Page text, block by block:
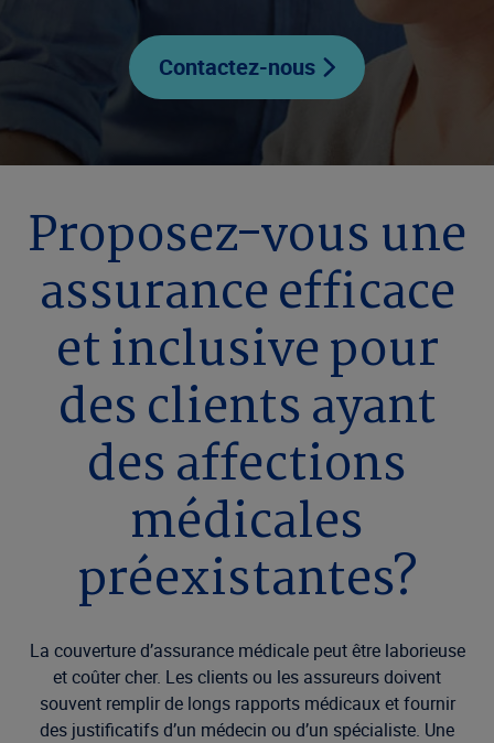
Contactez-nous
Proposez-vous une
assurance efficace
et inclusive pour
des clients ayant
des affections
médicales
préexistantes?
La couverture d’assurance médicale peut être laborieuse
et coûter cher. Les clients ou les assureurs doivent
souvent remplir de longs rapports médicaux et fournir
des justificatifs d’un médecin ou d’un spécialiste. Une